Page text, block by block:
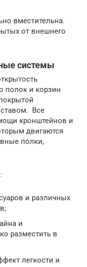
вместительна.
от внешнего
системы
полок и корзин
Все
кронштейнов и
двигаются
полки,
и различных
и
разместить в
легкости и